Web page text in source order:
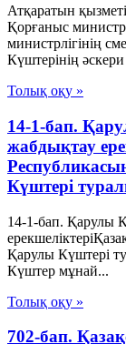
Атқаратын
Қорғаныс
министрлігінің
Күштерінің
Толық оқу »
14-1-бап.
жабдықтау
Күштері
14-1-бап. Қарулы
Қарулы Күштері
Күштер мұнай...
Толық оқу »
702-бап.